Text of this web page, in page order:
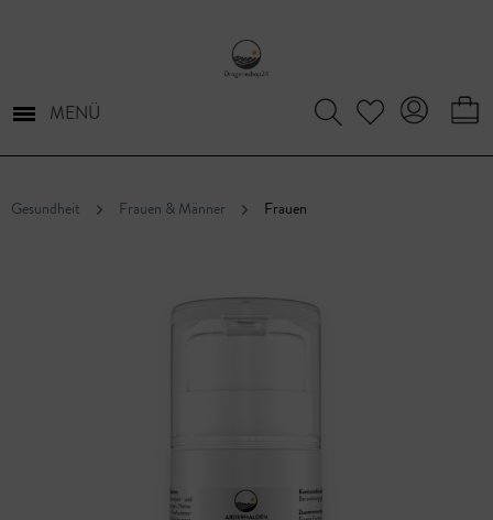
MENÜ
Gesundheit Frauen & Männer Frauen